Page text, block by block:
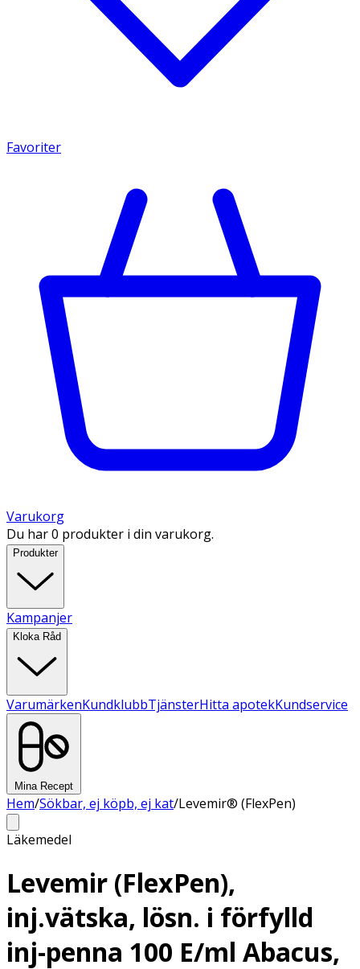
Favoriter
Varukorg
Du har 0 produkter i din varukorg.
Produkter
Kampanjer
Kloka Råd
VarumärkenKundklubbTjänsterHitta apotekKundservice
Mina Recept
Hem/Sökbar, ej köpb, ej kat/Levemir® (FlexPen)
Läkemedel
Levemir (FlexPen),
inj.vätska, lösn. i förfylld
inj-penna 100 E/ml Abacus,